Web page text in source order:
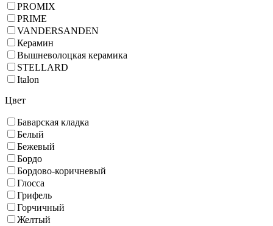
PROMIX
PRIME
VANDERSANDEN
Керамин
Вышневолоцкая керамика
STELLARD
Italon
Цвет
Баварская кладка
Белый
Бежевый
Бордо
Бордово-коричневый
Глосса
Грифель
Горчичный
Желтый